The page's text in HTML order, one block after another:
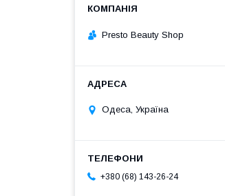
Presto Beauty Shop
Одеса, Україна
+380 (68) 143-26-24